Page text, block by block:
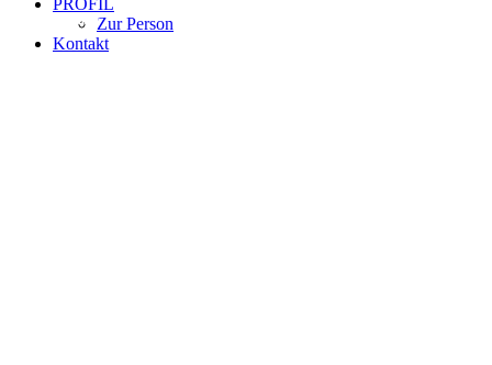
PROFIL
Zur Person
Kontakt
Gehen Sie online!